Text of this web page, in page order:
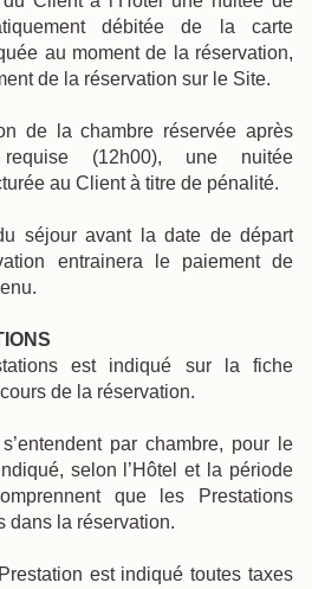
débitée de la carte
au moment de la réservation,
de la réservation sur le Site.
de la chambre réservée après
(12h00), une nuitée
au Client à titre de pénalité.
séjour avant la date de départ
entrainera le paiement de
est indiqué sur la fiche
de la réservation.
par chambre, pour le
selon l’Hôtel et la période
que les Prestations
dans la réservation.
est indiqué toutes taxes
Réserver
Bar Casa
Nos Engagements
Réserver